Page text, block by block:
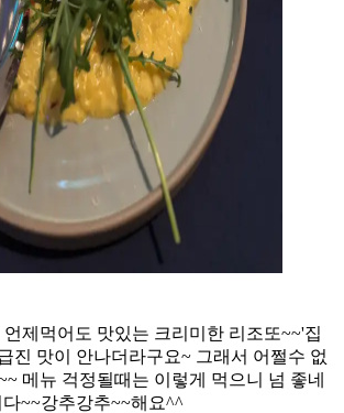
제먹어도 맛있는 크리미한 리조또~~'집
진 맛이 안나더라구요~ 그래서 어쩔수 없
메뉴 걱정될때는 이렇게 먹으니 넘 좋네
~~강추강추~~해요^^